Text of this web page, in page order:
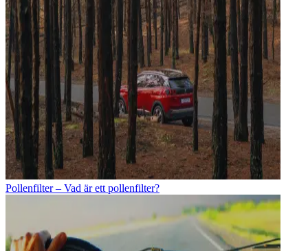
Pollenfilter – Vad är ett pollenfilter?